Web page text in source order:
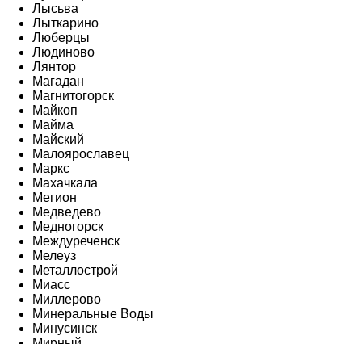
Лысьва
Лыткарино
Люберцы
Людиново
Лянтор
Магадан
Магнитогорск
Майкоп
Майма
Майский
Малоярославец
Маркс
Махачкала
Мегион
Медведево
Медногорск
Междуреченск
Мелеуз
Металлострой
Миасс
Миллерово
Минеральные Воды
Минусинск